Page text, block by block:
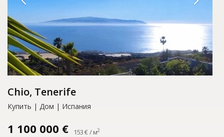
Chio, Tenerife
Купить | Дом | Испания
1 100 000 € 153 € / м2